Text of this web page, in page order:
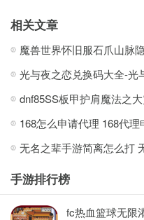
传统的古诗词，
力荐，只为让小朋友快来成长!
软件特色
1、下载软件即可免费的观看
孩子快乐的成长;
3、丰富的各种育儿资源，你
网打尽;
4、官方正版授权的内容，各
相关文章
光与夜之恋兑换码大全-光
dnf85SS板甲护肩魔法之
168怎么申请代理 168代理
无名之辈手游简离怎么打
手游排行榜
fc热血篮球无限